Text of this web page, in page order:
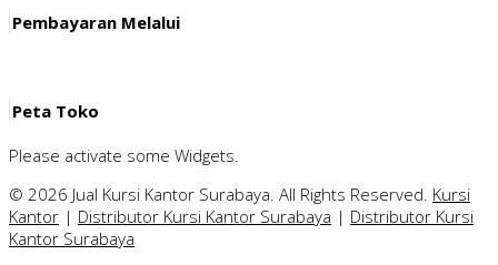
Pembayaran Melalui
Peta Toko
Please activate some Widgets.
© 2026 Jual Kursi Kantor Surabaya. All Rights Reserved. Kursi
Kantor | Distributor Kursi Kantor Surabaya | Distributor Kursi
Kantor Surabaya